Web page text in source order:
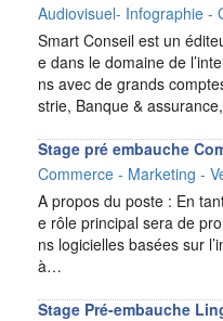
Audiovisuel- Infographie -
Smart Conseil est un
e dans le domaine de
ns avec de grands
strie, Banque &
Stage pré embauche
Commerce - Marketing -
A propos du poste : En
e rôle principal sera de
ns logicielles basées sur
à…
Stage Pré-embauche